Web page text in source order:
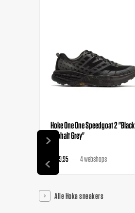
Hoke One One Speedgoat 2 "Black
Asphalt Grey"
€ 159,95 4 webshops
Alle Hoka sneakers